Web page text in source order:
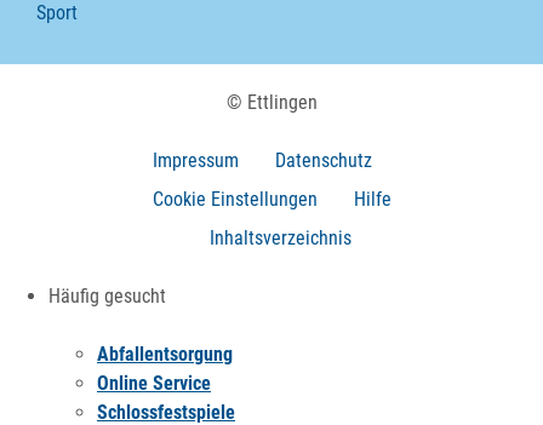
Sport
© Ettlingen
Impressum
Datenschutz
Cookie Einstellungen
Hilfe
Inhaltsverzeichnis
Häufig gesucht
Abfallentsorgung
Online Service
Schlossfestspiele